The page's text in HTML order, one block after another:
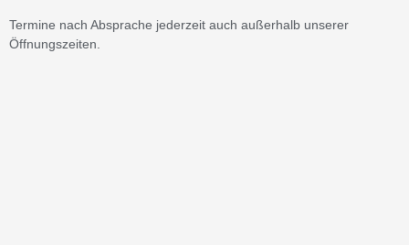
Termine nach Absprache jederzeit auch außerhalb unserer
Öffnungszeiten.